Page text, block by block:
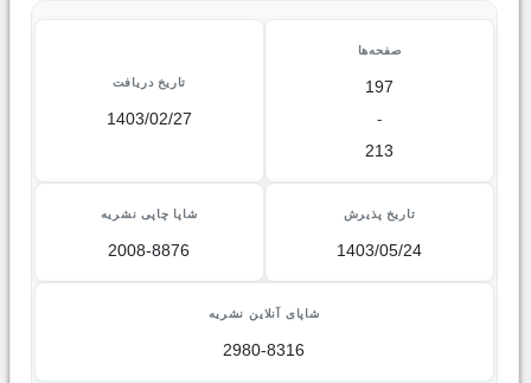
صفحه‌ها
197
-
213
تاریخ دریافت
1403/02/27
تاریخ پذیرش
1403/05/24
شاپا چاپی نشریه
2008-8876
شاپای آنلاین نشریه
2980-8316